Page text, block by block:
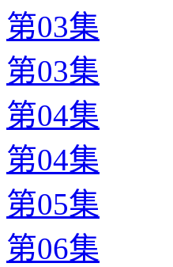
第03集
第03集
第04集
第04集
第05集
第06集